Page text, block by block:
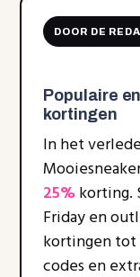
DOOR DE
Populaire
kortingen
In het
25%korting.
Friday en
kortingen
codes en